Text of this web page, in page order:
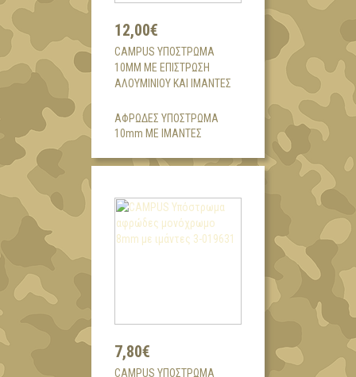
12,00€
CAMPUS ΥΠΌΣΤΡΩΜΑ
10MM ΜΕ ΕΠΊΣΤΡΩΣΗ
ΑΛΟΥΜΙΝΙΟΥ ΚΑΙ ΙΜΆΝΤΕΣ
ΑΦΡΩΔΕΣ ΥΠΟΣΤΡΩΜΑ
10mm ΜΕ ΙΜΑΝΤΕΣ
7,80€
CAMPUS ΥΠΌΣΤΡΩΜΑ